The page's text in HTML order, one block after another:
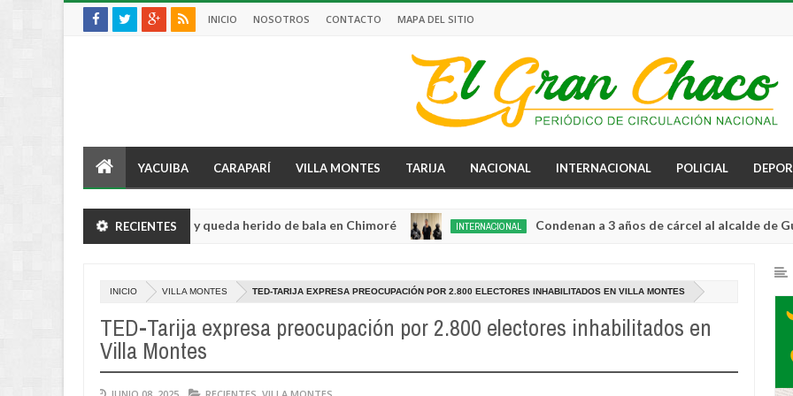
INICIO NOSOTROS CONTACTO MAPA DEL SITIO
YACUIBA CARAPARÍ VILLA MONTES TARIJA NACIONAL INTERNACIONAL POLICIAL
RECIENTES
sufre violento robo y queda herido de bala en Chimoré INTERNACIONAL Condenan a 3 años de cárcel al alcalde de
INICIO VILLA MONTES TED-TARIJA EXPRESA PREOCUPACIÓN POR 2.800 ELECTORES INHABILITADOS EN VILLA MONTES
TED-Tarija expresa preocupación por 2.800 electores inhabilitados en
Villa Montes